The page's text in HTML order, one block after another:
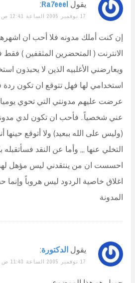
يقول Ra7eeel
:
17 نوفمبر 2005 الساعة 12:41 ص
إن كنت أملك مدونه فلا أحب ان
الانترنت ( المتحضرين المثقفين ) فقط
ويعارضني الأغلبيه الذين لا يحبذون
استخدامي لها فهل تتوقع ان تكون
عرضت عليهم مدونتي التي تحوي
عني شخصياً.. فأحب ان تكون لدي
(وليس على الله ببعيد) ولا أتوقع
التخلي عنها ,,, وأما عن النقد فسأتقبله
احسست ان من ينتقدني ليس مؤهل
اغلاق خاصية الردود ليس هروباً وإنما
المدونة
يقول الدكتورة:
17 نوفمبر 2005 الساعة 11:43 ص